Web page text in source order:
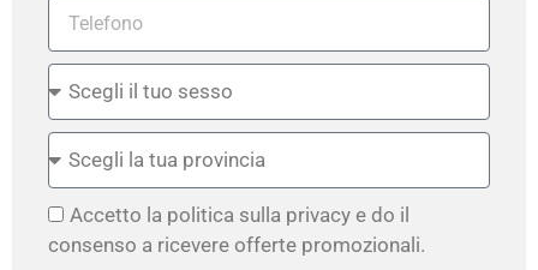
Accetto la politica sulla privacy e do il
consenso a ricevere offerte promozionali.